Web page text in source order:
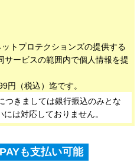
トプロテクションズの提供する
サービスの範囲内で個人情報を提
円（税込）迄です。
つきましては銀行振込のみとな
は対応しておりません。
も支払い可能